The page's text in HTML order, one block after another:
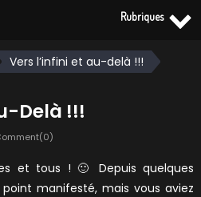
Vers l’infini et au-delà !!!
Delà !!!
et tous ! 🙂 Depuis quelques
manifesté, mais vous aviez
Rubriques